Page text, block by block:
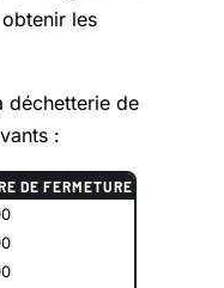
les
déchetterie de
:
DE FERMETURE